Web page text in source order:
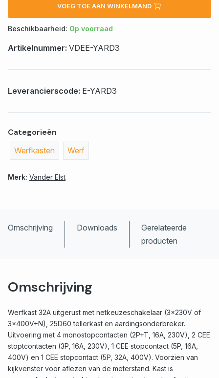
VOEG TOE AAN WINKELMAND
Beschikbaarheid: Op voorraad
Artikelnummer: VDEE-YARD3
Leverancierscode: E-YARD3
Categorieën
Werfkasten Werf
Merk: Vander Elst
Omschrijving Downloads
Gerelateerde
producten
Omschrijving
Werfkast 32A uitgerust met netkeuzeschakelaar (3x230V of
3x400V+N), 25D60 tellerkast en aardingsonderbreker.
Uitvoering met 4 monostopcontacten (2P+T, 16A, 230V), 2 CEE
stoptcontacten (3P, 16A, 230V), 1 CEE stopcontact (5P, 16A,
400V) en 1 CEE stopcontact (5P, 32A, 400V). Voorzien van
kijkvenster voor aflezen van de meterstand. Kast is